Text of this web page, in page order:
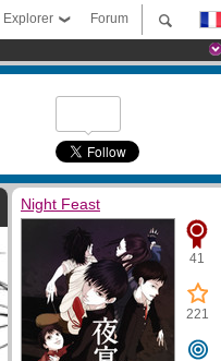
Forum
Explorer
Night Feast
41
221